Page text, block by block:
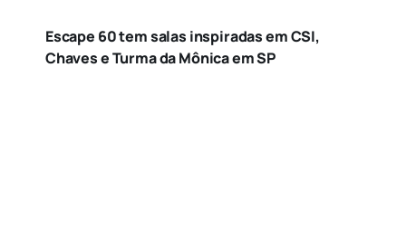
Escape 60 tem salas inspiradas em CSI,
Chaves e Turma da Mônica em SP